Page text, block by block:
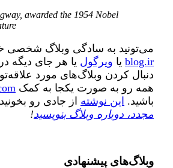
awarded the 1954 Nobel
می‌تونید به سادگی وبلاگ شخصی
blog.irیا ویرگول یا هر جای دیگه
دنبال کردن وبلاگ‌های مورد
همه‌ رو به صورت یکجا به کمک
باشید. این نوشته از جادی رو
مجدد، دوباره وبلاگ بنویسید!
وبلاگ‌های پیشنهادی